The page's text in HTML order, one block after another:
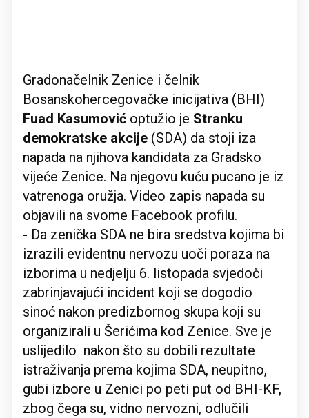
Gradonačelnik Zenice i čelnik
Bosanskohercegovačke inicijativa (BHI)
Fuad Kasumović optužio je Stranku
demokratske akcije (SDA) da stoji iza
napada na njihova kandidata za Gradsko
vijeće Zenice. Na njegovu kuću pucano je iz
vatrenoga oružja. Video zapis napada su
objavili na svome Facebook profilu.
- Da zenička SDA ne bira sredstva kojima bi
izrazili evidentnu nervozu uoči poraza na
izborima u nedjelju 6. listopada svjedoči
zabrinjavajući incident koji se dogodio
sinoć nakon predizbornog skupa koji su
organizirali u Šerićima kod Zenice. Sve je
uslijedilo nakon što su dobili rezultate
istraživanja prema kojima SDA, neupitno,
gubi izbore u Zenici po peti put od BHI-KF,
zbog čega su, vidno nervozni, odlučili